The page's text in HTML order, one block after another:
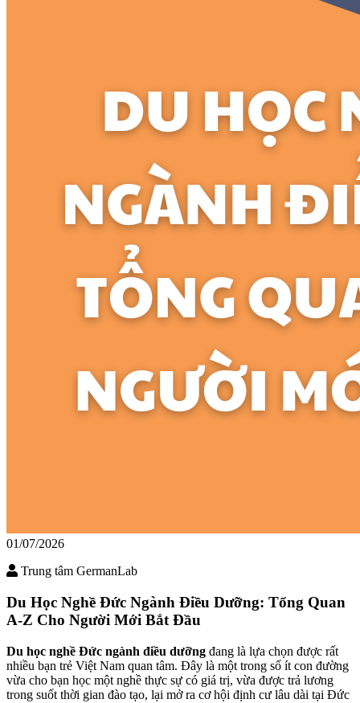
01/07/2026
Trung tâm GermanLab
Du Học Nghề Đức Ngành Điều Dưỡng: Tổng Quan
A-Z Cho Người Mới Bắt Đầu
Du học nghề Đức ngành điều dưỡng đang là lựa chọn được rất
nhiều bạn trẻ Việt Nam quan tâm. Đây là một trong số ít con đường
vừa cho bạn học một nghề thực sự có giá trị, vừa được trả lương
trong suốt thời gian đào tạo, lại mở ra cơ hội định cư lâu dài tại Đức